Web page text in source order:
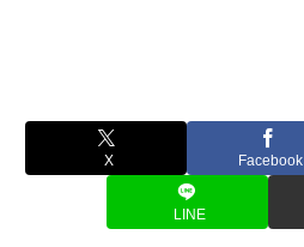
X Facebook
LINE